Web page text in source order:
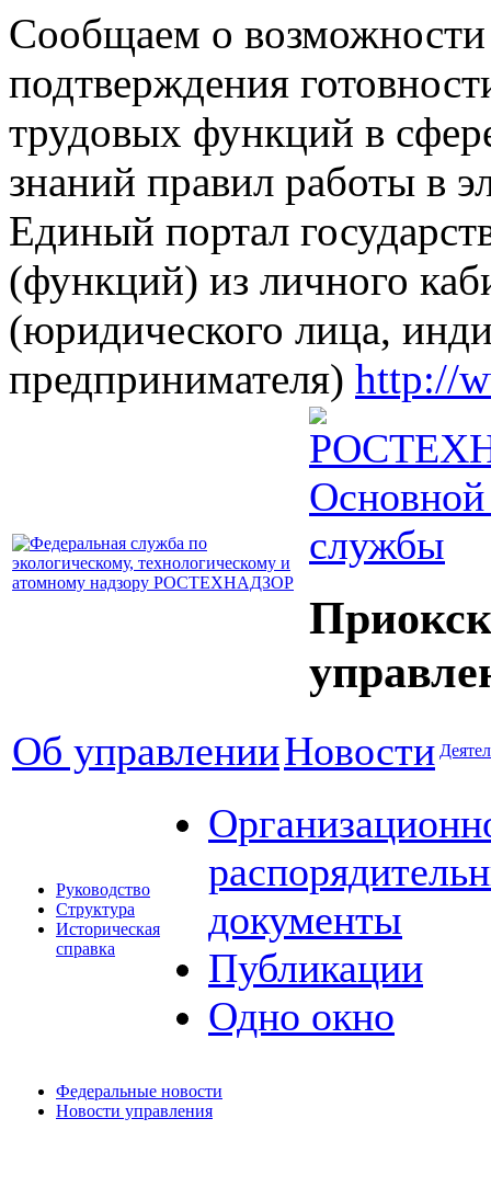
Сообщаем о возможности
подтверждения
трудовых функций в
знаний правил работы в
Единый портал
(функций) из личного
(юридического лица,
предпринимателя) http://
Основной
службы
Об управленииНовости
Руководство
Структура
Историческая
справка
документы
Публикации
Одно окно
Федеральные новости
Новости управления